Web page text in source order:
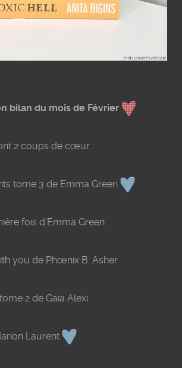
bilan du mois de Février
2 coups de cœur :
tome 3 de Emma Green
fois d'Emma Green
you de Phœnix B. Asher
2 de Gaïa Alexi
Laurent